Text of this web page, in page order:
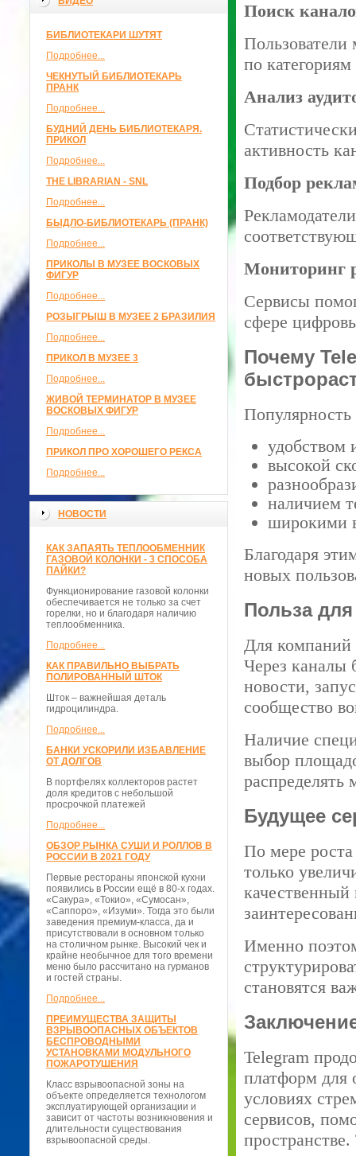
БИБЛИОТЕКАРИ ШУТЯТ
Подробнее...
ЧЕКНУТЫЙ БИБЛИОТЕКАРЬ
ПРАНК
Подробнее...
БУДНИЙ ДЕНЬ БИБЛИОТЕКАРЯ.
ПРИКОЛ
Подробнее...
THE LIBRARIAN - SNL
Подробнее...
БЫДЛО-БИБЛИОТЕКАРЬ (ПРАНК)
Подробнее...
ПРИКОЛЫ В МУЗЕЕ ВОСКОВЫХ
ФИГУР
Подробнее...
РОЗЫГРЫШ В МУЗЕЕ 2 БРАЗИЛИЯ
Подробнее...
ПРИКОЛ В МУЗЕЕ 3
Подробнее...
ЖИВОЙ ТЕРМИНАТОР В МУЗЕЕ
ВОСКОВЫХ ФИГУР
Подробнее...
ПРИКОЛ ПРО ХОРОШЕГО РЕКСА
Подробнее...
НОВОСТИ
КАК ЗАПАЯТЬ ТЕПЛООБМЕННИК
ГАЗОВОЙ КОЛОНКИ - 3 СПОСОБА
ПАЙКИ?
Функционирование газовой колонки
обеспечивается не только за счет
горелки, но и благодаря наличию
теплообменника.
Подробнее...
КАК ПРАВИЛЬНО ВЫБРАТЬ
ПОЛИРОВАННЫЙ ШТОК
Шток – важнейшая деталь
гидроцилиндра.
Подробнее...
БАНКИ УСКОРИЛИ ИЗБАВЛЕНИЕ
ОТ ДОЛГОВ
В портфелях коллекторов растет
доля кредитов с небольшой
просрочкой платежей
Подробнее...
ОБЗОР РЫНКА СУШИ И РОЛЛОВ В
РОССИИ В 2021 ГОДУ
Первые рестораны японской кухни
появились в России ещё в 80-х годах.
«Сакура», «Токио», «Сумосан»,
«Саппоро», «Изуми». Тогда это были
заведения премиум-класса, да и
присутствовали в основном только
на столичном рынке. Высокий чек и
крайне необычное для того времени
меню было рассчитано на гурманов
и гостей страны.
Подробнее...
ПРЕИМУЩЕСТВА ЗАЩИТЫ
ВЗРЫВООПАСНЫХ ОБЪЕКТОВ
БЕСПРОВОДНЫМИ
УСТАНОВКАМИ МОДУЛЬНОГО
ПОЖАРОТУШЕНИЯ
Класс взрывоопасной зоны на
объекте определяется технологом
эксплуатирующей организации и
зависит от частоты возникновения и
длительности существования
взрывоопасной среды.
Поиск
по
Анализ
активность
Подбор
Мониторинг
Сервисы
сфере
Почему
Популярность
удобством
высокой
наличием
широкими
Благодаря
новых
Польза
Для компаний
Через каналы
новости,
сообщество
Наличие
выбор
Будущее
По мере роста
только
качественный
Именно
становятся
Telegram
платформ для
условиях
сервисов,